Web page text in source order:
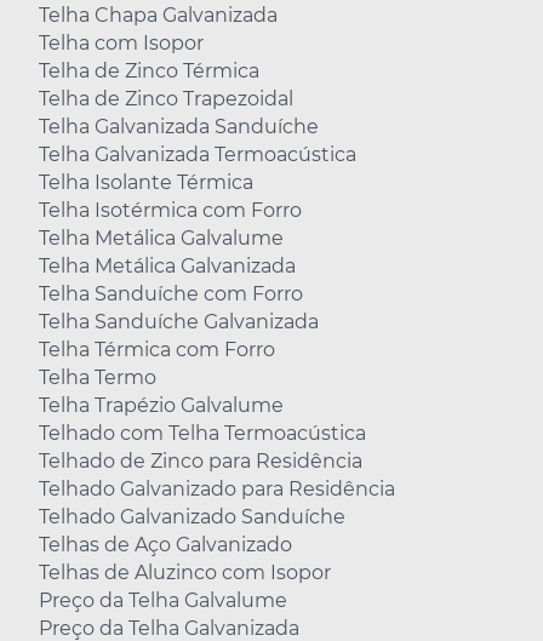
Telha Chapa Galvanizada
Telha com Isopor
Telha de Zinco Térmica
Telha de Zinco Trapezoidal
Telha Galvanizada Sanduíche
Telha Galvanizada Termoacústica
Telha Isolante Térmica
Telha Isotérmica com Forro
Telha Metálica Galvalume
Telha Metálica Galvanizada
Telha Sanduíche com Forro
Telha Sanduíche Galvanizada
Telha Térmica com Forro
Telha Termo
Telha Trapézio Galvalume
Telhado com Telha Termoacústica
Telhado de Zinco para Residência
Telhado Galvanizado para Residência
Telhado Galvanizado Sanduíche
Telhas de Aço Galvanizado
Telhas de Aluzinco com Isopor
Preço da Telha Galvalume
Preço da Telha Galvanizada